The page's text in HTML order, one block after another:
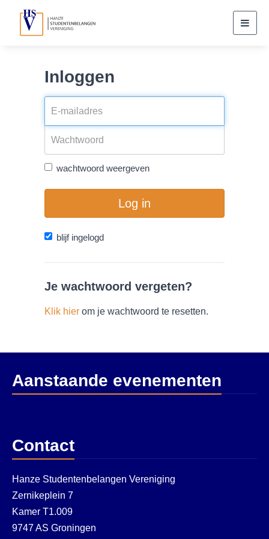
Inloggen
wachtwoord weergeven
Log in
blijf ingelogd
Je wachtwoord vergeten?
Klik hier om je wachtwoord te resetten.
Aanstaande evenementen
Contact
Hanze Studentenbelangen Vereniging
Zernikeplein 7
Kamer T1.009
9747 AS Groningen